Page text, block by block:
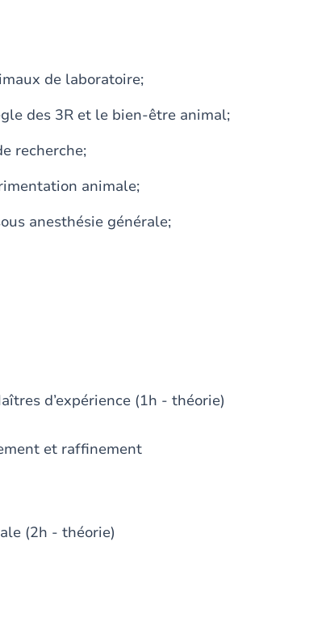
de laboratoire;
des 3R et le bien-être animal;
recherche;
animale;
anesthésie générale;
d’expérience (1h - théorie)
et raffinement
(2h - théorie)